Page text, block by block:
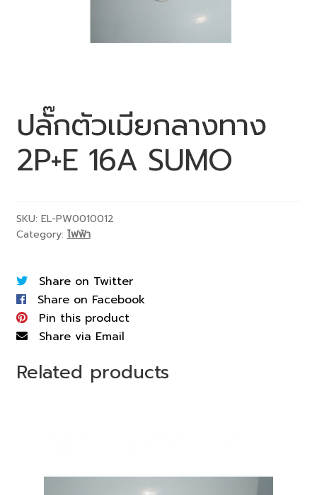
ปลั๊กตัวเมียกลางทาง
2P+E 16A SUMO
SKU: EL-PW0010012
Category: ไฟฟ้า
Share on Twitter
Share on Facebook
Pin this product
Share via Email
Related products